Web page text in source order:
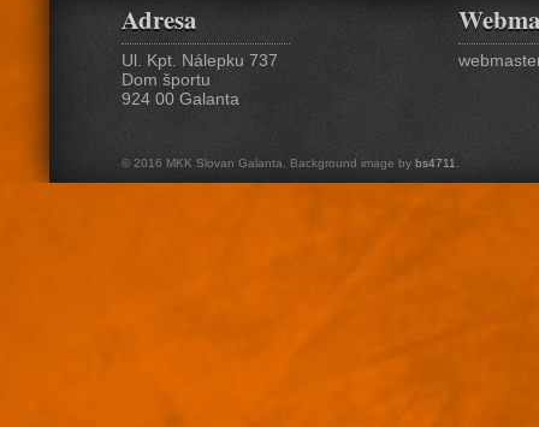
Adresa
Ul. Kpt. Nálepku 737
Dom športu
924 00 Galanta
© 2016 MKK Slovan Galanta. Background image by bs4711